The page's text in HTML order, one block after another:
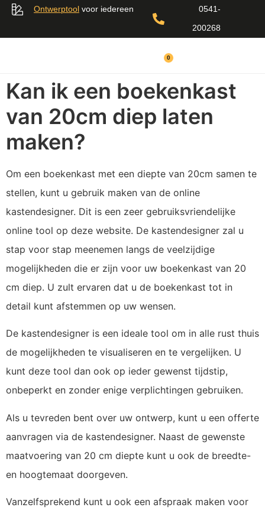
Ontwerptool voor iedereen 0541-
200268
0
Kan ik een boekenkast
van 20cm diep laten
maken?
Om een boekenkast met een diepte van 20cm samen te
stellen, kunt u gebruik maken van de online
kastendesigner. Dit is een zeer gebruiksvriendelijke
online tool op deze website. De kastendesigner zal u
stap voor stap meenemen langs de veelzijdige
mogelijkheden die er zijn voor uw boekenkast van 20
cm diep. U zult ervaren dat u de boekenkast tot in
detail kunt afstemmen op uw wensen.
De kastendesigner is een ideale tool om in alle rust thuis
de mogelijkheden te visualiseren en te vergelijken. U
kunt deze tool dan ook op ieder gewenst tijdstip,
onbeperkt en zonder enige verplichtingen gebruiken.
Als u tevreden bent over uw ontwerp, kunt u een offerte
aanvragen via de kastendesigner. Naast de gewenste
maatvoering van 20 cm diepte kunt u ook de breedte-
en hoogtemaat doorgeven.
Vanzelfsprekend kunt u ook een afspraak maken voor